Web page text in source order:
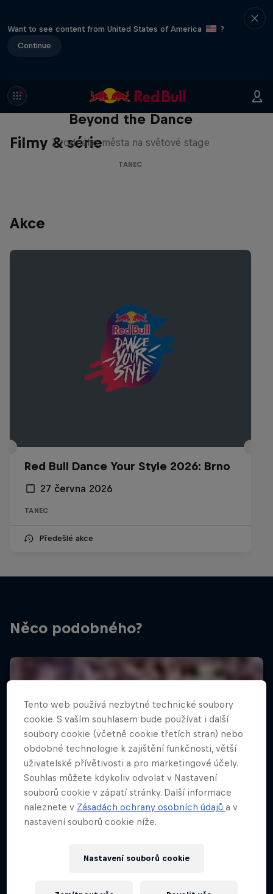
Want to see content from United States of America
?
Continue
Filmy & série
Beyond the Dance
Z rodného města na světové stage
TANEC
Akce
Red Bull Dance Your Style 2026: Brno
27 června 2026
TANEC
Předešlé akce
Něco podobného?
Tento web používá nezbytné technické soubory
cookie. S vaším souhlasem bude používat i další
soubory cookie (včetně cookie třetích stran) nebo
obdobné technologie k zajištění funkčnosti, větší
uživatelské přívětivosti a pro marketingové účely.
Souhlas můžete kdykoliv odvolat v Nastavení
souborů cookie v zápatí stránky. Další informace
naleznete v Zásadách ochrany osobních údajůa v
nastavení souborů cookie níže.
Nastavení souborů cookie